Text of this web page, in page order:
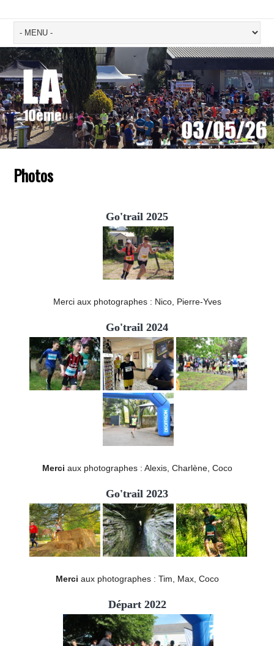
Photos
Go'trail 2025
Merci aux photographes : Nico, Pierre-Yves
Go'trail 2024
Merci aux photographes : Alexis, Charlène, Coco
Go'trail 2023
Merci aux photographes : Tim, Max, Coco
Départ 2022